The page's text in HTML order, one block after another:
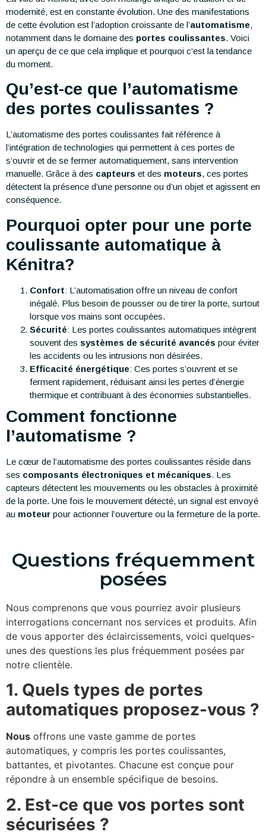
modernité, est en constante évolution. Une des manifestations
de cette évolution est l’adoption croissante de l’automatisme,
notamment dans le domaine des portes coulissantes. Voici
un aperçu de ce que cela implique et pourquoi c’est la tendance
du moment.
Qu’est-ce que l’automatisme
des portes coulissantes ?
L’automatisme des portes coulissantes fait référence à
l’intégration de technologies qui permettent à ces portes de
s’ouvrir et de se fermer automatiquement, sans intervention
manuelle. Grâce à des capteurs et des moteurs, ces portes
détectent la présence d’une personne ou d’un objet et agissent en
conséquence.
Pourquoi opter pour une porte
coulissante automatique à
Kénitra?
Confort: L’automatisation offre un niveau de confort
inégalé. Plus besoin de pousser ou de tirer la porte, surtout
lorsque vos mains sont occupées.
Sécurité: Les portes coulissantes automatiques intègrent
souvent des systèmes de sécurité avancés pour éviter
les accidents ou les intrusions non désirées.
Efficacité énergétique: Ces portes s’ouvrent et se
ferment rapidement, réduisant ainsi les pertes d’énergie
thermique et contribuant à des économies substantielles.
Comment fonctionne
l’automatisme ?
Le cœur de l’automatisme des portes coulissantes réside dans
ses composants électroniques et mécaniques. Les
capteurs détectent les mouvements ou les obstacles à proximité
de la porte. Une fois le mouvement détecté, un signal est envoyé
au moteur pour actionner l’ouverture ou la fermeture de la porte.
Questions fréquemment
posées
Nous comprenons que vous pourriez avoir plusieurs
interrogations concernant nos services et produits. Afin
de vous apporter des éclaircissements, voici quelques-
unes des questions les plus fréquemment posées par
notre clientèle.
1. Quels types de portes
automatiques proposez-vous ?
Nous offrons une vaste gamme de portes
automatiques, y compris les portes coulissantes,
battantes, et pivotantes. Chacune est conçue pour
répondre à un ensemble spécifique de besoins.
2. Est-ce que vos portes sont
sécurisées ?